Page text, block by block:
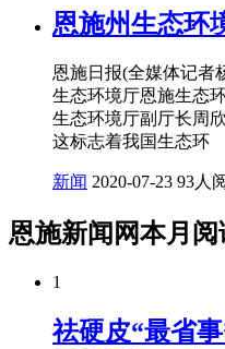
恩施州生态环
恩施日报(全媒体记者
生态环境厅恩施生态
生态环境厅副厅长周
这标志着我国生态环
新闻 2020-07-23 93人
恩施新闻网本月阅
1
祛硬皮“最省